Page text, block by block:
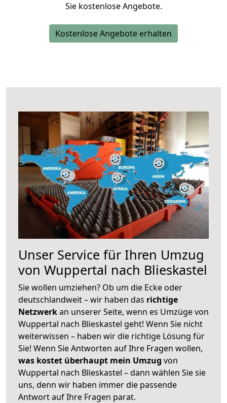
Sie kostenlose Angebote.
Kostenlose Angebote erhalten
Unser Service für Ihren Umzug
von Wuppertal nach Blieskastel
Sie wollen umziehen? Ob um die Ecke oder
deutschlandweit – wir haben das richtige
Netzwerkan unserer Seite, wenn es Umzüge von
Wuppertal nach Blieskastel geht! Wenn Sie nicht
weiterwissen – haben wir die richtige Lösung für
Sie! Wenn Sie Antworten auf Ihre Fragen wollen,
was kostet überhaupt mein Umzug von
Wuppertal nach Blieskastel – dann wählen Sie sie
uns, denn wir haben immer die passende
Antwort auf Ihre Fragen parat.